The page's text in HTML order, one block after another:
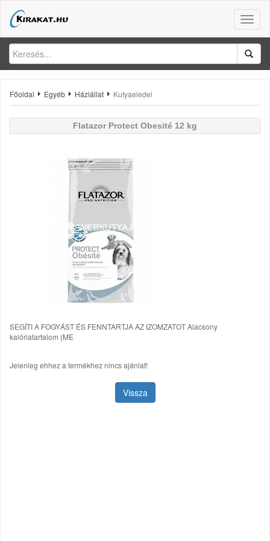
Toggle
Főoldal Egyéb Háziállat Kutyaeledel
Flatazor Protect Obesité 12 kg
SEGÍTI A FOGYÁST ÉS FENNTARTJA AZ IZOMZATOT Alacsony
kalóriatartalom (ME
Jelenleg ehhez a termékhez nincs ajánlat!
Vissza